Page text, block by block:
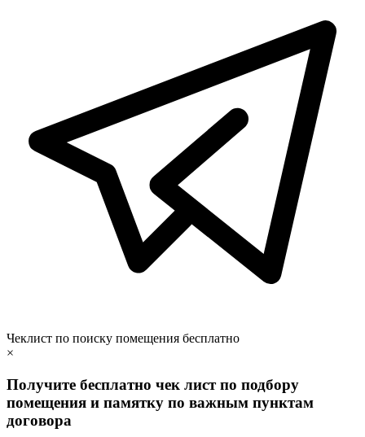
Чеклист по поиску помещения бесплатно
×
Получите бесплатно чек лист по подбору
помещения и памятку по важным пунктам
договора